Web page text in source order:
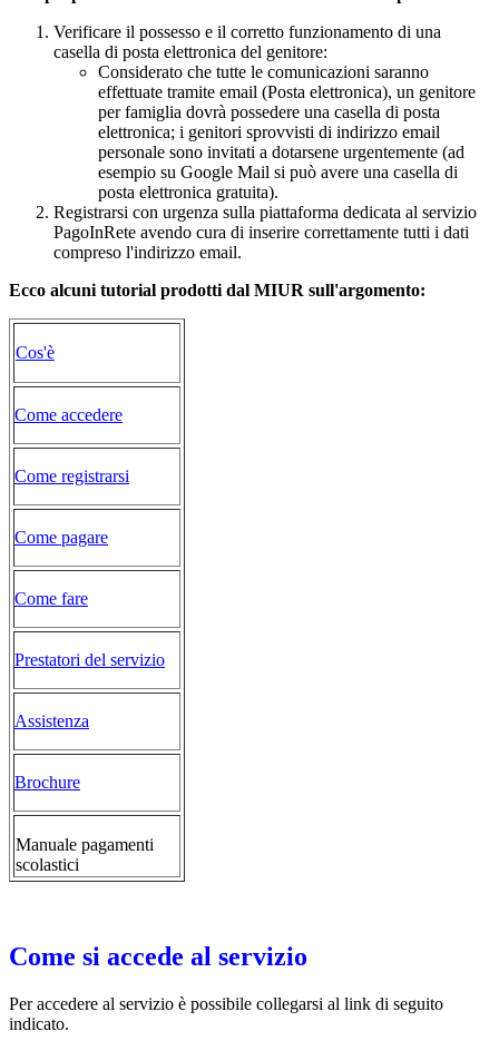
Verificare il possesso e il corretto funzionamento di una
casella di posta elettronica del genitore:
Considerato che tutte le comunicazioni saranno
effettuate tramite email (Posta elettronica), un genitore
per famiglia dovrà possedere una casella di posta
elettronica; i genitori sprovvisti di indirizzo email
personale sono invitati a dotarsene urgentemente (ad
esempio su Google Mail si può avere una casella di
posta elettronica gratuita).
Registrarsi con urgenza sulla piattaforma dedicata al servizio
PagoInRete avendo cura di inserire correttamente tutti i dati
compreso l'indirizzo email.
Ecco alcuni tutorial prodotti dal MIUR sull'argomento:
Cos'è
Come accedere
Come registrarsi
Come pagare
Come fare
Prestatori del servizio
Assistenza
Brochure
Manuale pagamenti
scolastici
Come si accede al servizio
Per accedere al servizio è possibile collegarsi al link di seguito
indicato.